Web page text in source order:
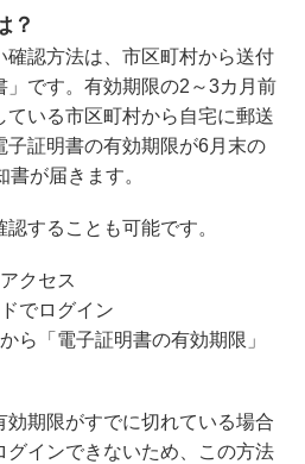
？
確認方法は、市区町村から送付
」です。有効期限の2～3カ月前
ている市区町村から自宅に郵送
子証明書の有効期限が6月末の
が届きます。
することも可能です。
クセス
でログイン
ら「電子証明書の有効期限」
効期限がすでに切れている場合
グインできないため、この方法